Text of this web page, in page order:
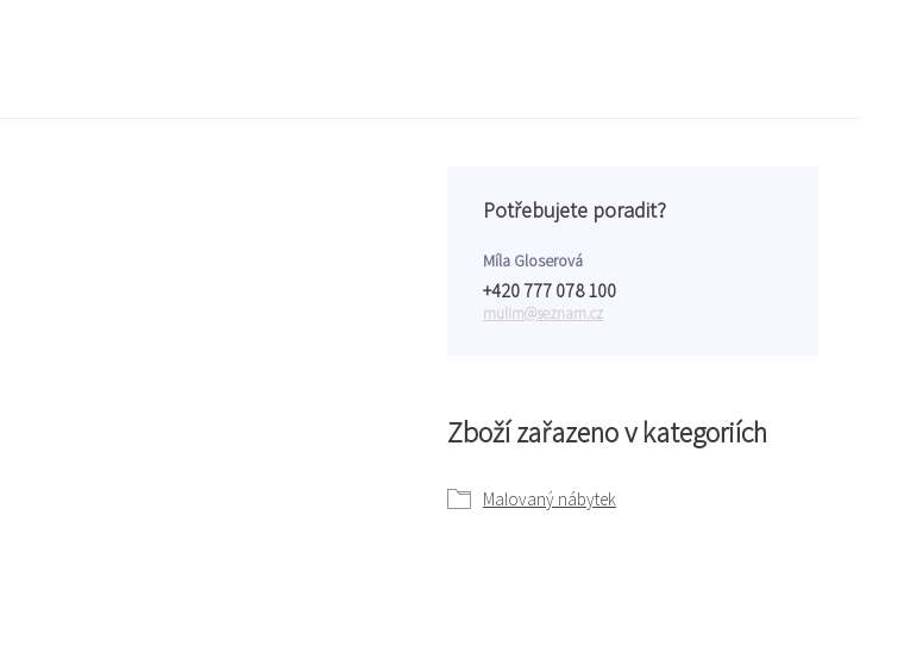
Zboží zařazeno v kategoriích
Malovaný nábytek
Potřebujete poradit?
Míla Gloserová
+420 777 078 100
mulim@seznam.cz